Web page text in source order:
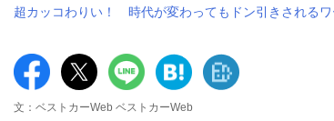
超カッコわりい！ 時代が変わってもドン引きされるワ
文：ベストカーWeb ベストカーWeb